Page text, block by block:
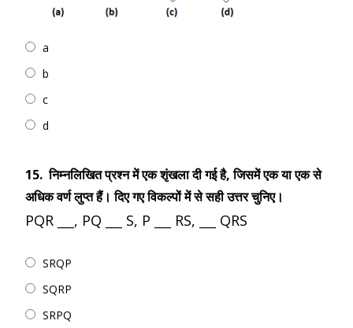
a
b
c
d
15. निम्नलिखित प्रश्न में एक शृंखला दी गई है, जिसमें एक या एक से
अधिक वर्ण लुप्त हैं। दिए गए विकल्पों में से सही उत्तर चुनिए।
PQR , PQ S, P RS, QRS
SRQP
SQRP
SRPQ